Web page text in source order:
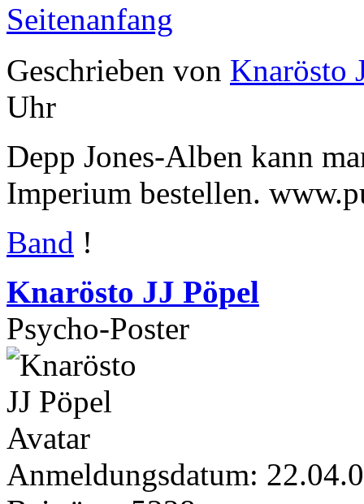
Seitenanfang
Geschrieben von Knarösto
Uhr
Depp Jones-Alben kann
Imperium bestellen.
Band !
Knarösto JJ Pöpel
Psycho-Poster
Anmeldungsdatum: